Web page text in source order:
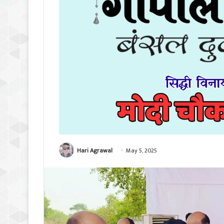
Hari Agrawal May 5, 2025